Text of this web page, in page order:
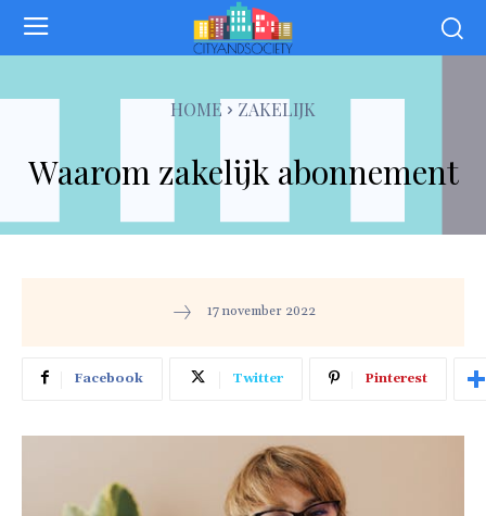
HOME ZAKELIJK
Waarom zakelijk abonnement
17 november 2022
Facebook Twitter Pinterest